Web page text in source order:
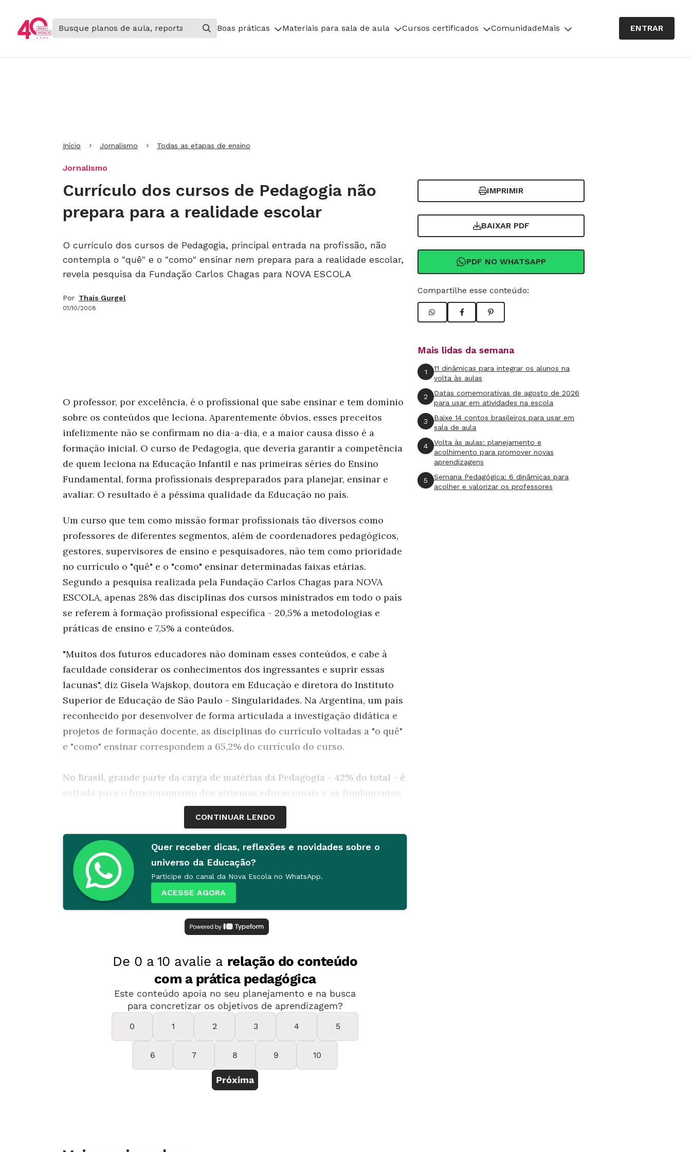
Boas práticas Materiais para sala de aula Cursos certificados ComunidadeMais ENTRAR
Início Jornalismo Todas as etapas de ensino
Jornalismo
Currículo dos cursos de Pedagogia não
prepara para a realidade escolar
O currículo dos cursos de Pedagogia, principal entrada na profissão, não
contempla o "quê" e o "como" ensinar nem prepara para a realidade escolar,
revela pesquisa da Fundação Carlos Chagas para NOVA ESCOLA
Por Thais Gurgel
01/10/2008
IMPRIMIR
BAIXAR PDF
PDF NO WHATSAPP
Compartilhe esse conteúdo:
O professor, por excelência, é o profissional que sabe ensinar e tem domínio
sobre os conteúdos que leciona. Aparentemente óbvios, esses preceitos
infelizmente não se confirmam no dia-a-dia, e a maior causa disso é a
formação inicial. O curso de Pedagogia, que deveria garantir a competência
de quem leciona na Educação Infantil e nas primeiras séries do Ensino
Fundamental, forma profissionais despreparados para planejar, ensinar e
avaliar. O resultado é a péssima qualidade da Educação no país.
Um curso que tem como missão formar profissionais tão diversos como
professores de diferentes segmentos, além de coordenadores pedagógicos,
gestores, supervisores de ensino e pesquisadores, não tem como prioridade
no currículo o "quê" e o "como" ensinar determinadas faixas etárias.
Segundo a pesquisa realizada pela Fundação Carlos Chagas para NOVA
ESCOLA, apenas 28% das disciplinas dos cursos ministrados em todo o país
se referem à formação profissional específica - 20,5% a metodologias e
práticas de ensino e 7,5% a conteúdos.
"Muitos dos futuros educadores não dominam esses conteúdos, e cabe à
faculdade considerar os conhecimentos dos ingressantes e suprir essas
lacunas", diz Gisela Wajskop, doutora em Educação e diretora do Instituto
Superior de Educação de São Paulo - Singularidades. Na Argentina, um país
reconhecido por desenvolver de forma articulada a investigação didática e
projetos de formação docente, as disciplinas do currículo voltadas a "o quê"
e "como" ensinar correspondem a 65,2% do currículo do curso.
No Brasil, grande parte da carga de matérias da Pedagogia - 42% do total - é
voltada para o funcionamento dos sistemas educacionais e os fundamentos
da Educação (História, Psicologia da Educação etc.). Uma boa base teórica
em humanidades é fundamental, mas não o suficiente (leia os depoimentos
nesta página e nas seguintes). "A graduação deve ajudar os professores a se
servir de conhecimentos teóricos para ref letir sobre o cotidiano - o que não
acontece hoje", afirma Elisabete Monteiro, da Universidade do Estado da
Bahia (Uneb).
Faltaram didáticas
municipal de Salvador, BA
Quando começou a trabalhar com uma turma de
não estava preparada para essa difícil tarefa.
Apesar de ter estudado as hipóteses de escrita, ela
não sabia o que fazer com a informação quando se
deparava com os textos escritos pelas crianças.
"Não tinha claro quais atividades propor para que
cada uma delas avançasse", conta. " Ficava
frustrada por não conseguir usar em sala de aula
conhecimentos tão importantes para o trabalho com essa fase." Nas aulas de
Matemática, o problema era igualmente grave. Além da didática, conteúdos
CONTINUAR LENDO
Quer receber dicas, reflexões e novidades sobre o
universo da Educação?
Participe do canal da Nova Escola no WhatsApp.
ACESSE AGORA
Mais lidas da semana
1
11 dinâmicas para integrar os alunos na
volta às aulas
2
Datas comemorativas de agosto de 2026
para usar em atividades na escola
3
Baixe 14 contos brasileiros para usar em
sala de aula
4
Volta às aulas: planejamento e
acolhimento para promover novas
aprendizagens
5
Semana Pedagógica: 6 dinâmicas para
acolher e valorizar os professores